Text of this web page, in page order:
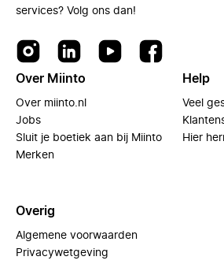
services? Volg ons dan!
Over Miinto
Over miinto.nl
Jobs
Sluit je boetiek aan bij Miinto
Merken
Help
Veel
Hier
Overig
Algemene voorwaarden
Privacywetgeving